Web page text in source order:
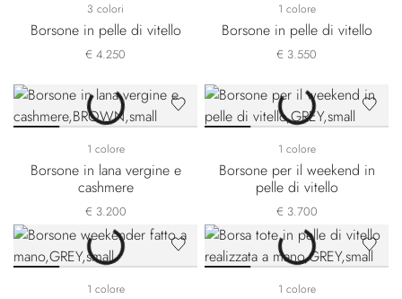
3 colori
Borsone in pelle di vitello
€ 4.250
1 colore
Borsone in pelle di vitello
€ 3.550
1 colore
Borsone in lana vergine e
cashmere
€ 3.200
1 colore
Borsone per il weekend in
pelle di vitello
€ 3.700
1 colore 1 colore